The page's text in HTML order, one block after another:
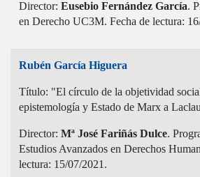
Director: Eusebio Fernández García.
en Derecho UC3M. Fecha de lectura:
Rubén García Higuera
Título: "El círculo de la objetividad
epistemología y Estado de Marx a
Director: Mª José Fariñás Dulce.
Estudios Avanzados en Derechos
lectura: 15/07/2021.